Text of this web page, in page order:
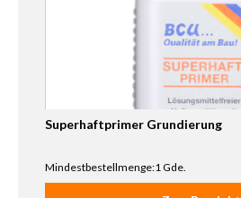
Superhaftprimer Grundierung
Mindestbestellmenge:1 Gde.